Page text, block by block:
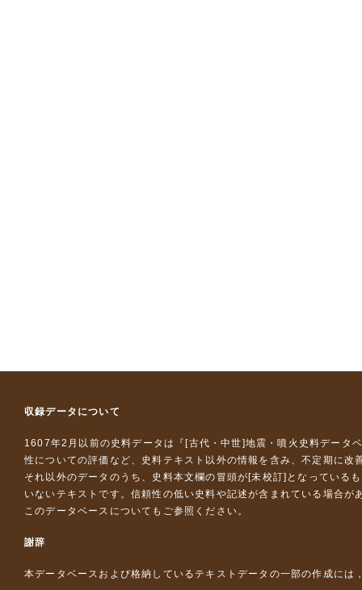
収録データについて
1607年2月以前の史料データは『 [古代・中世]地震・噴火史料データ
性についての評価など、史料テキスト以外の情報を含み、不定期に改
それ以外のデータのうち、史料本文欄の冒頭が[未校訂]となっている
いないテキストです。信頼性の低い史料や記述が含まれている場合が
このデータベースについて もご参照ください。
謝辞
本データベースおよび格納しているテキストデータの一部の作成には